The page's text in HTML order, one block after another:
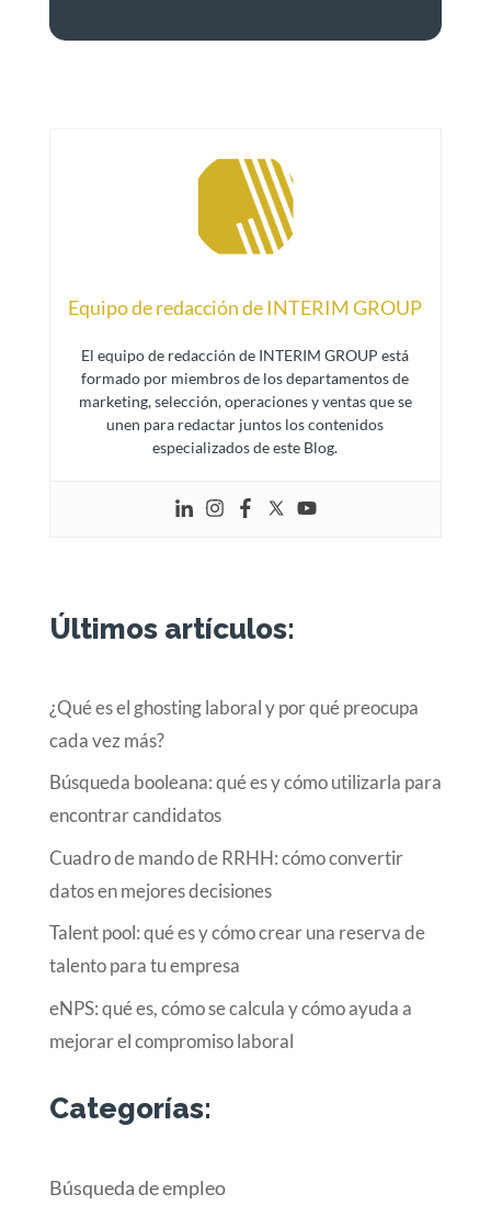
Equipo de redacción de INTERIM GROUP
El equipo de redacción de INTERIM GROUP está
formado por miembros de los departamentos de
marketing, selección, operaciones y ventas que se
unen para redactar juntos los contenidos
especializados de este Blog.
Últimos artículos:
¿Qué es el ghosting laboral y por qué preocupa
cada vez más?
Búsqueda booleana: qué es y cómo utilizarla para
encontrar candidatos
Cuadro de mando de RRHH: cómo convertir
datos en mejores decisiones
Talent pool: qué es y cómo crear una reserva de
talento para tu empresa
eNPS: qué es, cómo se calcula y cómo ayuda a
mejorar el compromiso laboral
Categorías:
Búsqueda de empleo